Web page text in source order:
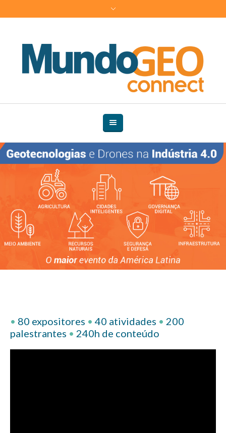
• 80 expositores • 40 atividades • 200
palestrantes • 240h de conteúdo
This page can't load Google Maps correctly.
Do you own this website? OK